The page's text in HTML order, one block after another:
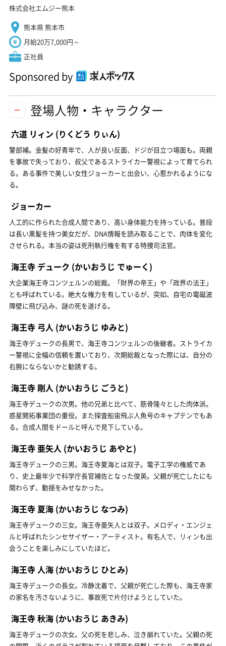
株式会社エムジー熊本
熊本県 熊本市
月給20万7,000円～
正社員
Sponsored by
登場人物・キャラクター
六道 リィン (りくどう りぃん)
警部補。金髪の好青年で、人が良い反面、ドジが目立つ場面も。両親
を事故で失っており、叔父であるストライカー警視によって育てられ
る。ある事件で美しい女性ジョーカーと出会い、心惹かれるようにな
る。
ジョーカー
人工的に作られた合成人間であり、高い身体能力を持っている。普段
は長い黒髪を持つ美女だが、DNA情報を読み取ることで、肉体を変化
させられる。本当の姿は死刑執行権を有する特捜司法官。
海王寺 デューク (かいおうじ でゅーく)
大企業海王寺コンツェルンの総裁。「財界の帝王」や「政界の法王」
とも呼ばれている。絶大な権力を有しているが、突如、自宅の電磁波
障壁に飛び込み、謎の死を遂げる。
海王寺 弓人 (かいおうじ ゆみと)
海王寺デュークの長男で、海王寺コンツェルンの後継者。ストライカ
ー警視に全幅の信頼を置いており、次期総裁となった際には、自分の
右腕にならないかと勧誘する。
海王寺 剛人 (かいおうじ ごうと)
海王寺デュークの次男。他の兄弟と比べて、筋骨隆々とした肉体派。
惑星開拓事業団の重役。また探査船宙飛ぶ人魚号のキャプテンでもあ
る。合成人間をドールと呼んで見下している。
海王寺 亜矢人 (かいおうじ あやと)
海王寺デュークの三男。海王寺夏海とは双子。電子工学の権威であ
り、史上最年少で科学庁長官補佐となった俊英。父親が死亡したにも
関わらず、動揺をみせなかった。
海王寺 夏海 (かいおうじ なつみ)
海王寺デュークの三女。海王寺亜矢人とは双子。メロディ・エンジェ
ルと呼ばれたシンセサイザー・アーティスト。有名人で、リィンも出
会うことを楽しみにしていたほど。
海王寺 人海 (かいおうじ ひとみ)
海王寺デュークの長女。冷静沈着で、父親が死亡した際も、海王寺家
の家名を汚さないように、事故死で片付けようとしていた。
海王寺 秋海 (かいおうじ あきみ)
海王寺デュークの次女。父の死を悲しみ、泣き崩れていた。父親の死